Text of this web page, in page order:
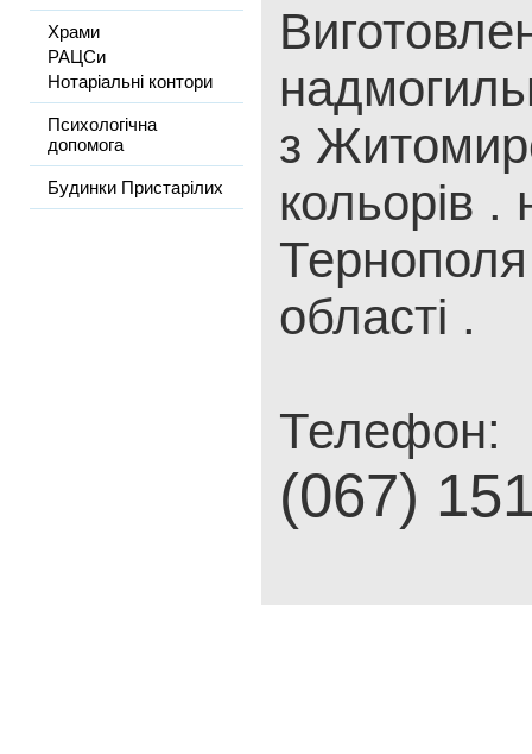
Храми
РАЦСи
Нотаріальні контори
Психологічна
допомога
Будинки Пристарілих
з
кольорів .
Тернополя
області .
Телефон:
(067)